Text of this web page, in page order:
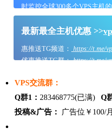
时监控全球300多个VPS主机
最新最全主机优惠 >>
惠推送TG频道：
https://t.me/
优惠推送TG群：https://t.me/
VPS交流群：
Q群1： 283468775(已满) Q
投稿&广告：
广告位￥100/